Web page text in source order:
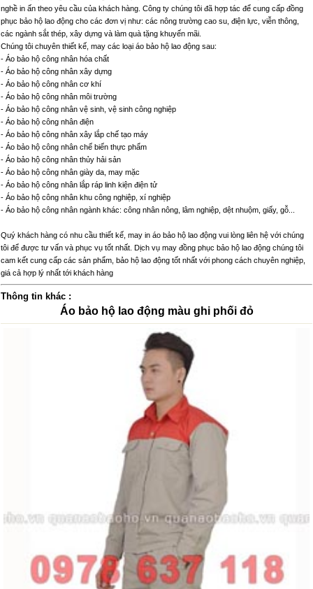
nghề in ấn theo yêu cầu của khách hàng. Công ty chúng tôi đã hợp tác để cung cấp đồng
phục bảo hộ lao động cho các đơn vị như: các nông trường cao su, điện lực, viễn thông,
các ngành sắt thép, xây dựng và làm quà tặng khuyến mãi.
Chúng tôi chuyên thiết kế, may các loại áo bảo hộ lao động sau:
- Áo bảo hộ công nhân hóa chất
- Áo bảo hộ công nhân xây dựng
- Áo bảo hộ công nhân cơ khí
- Áo bảo hộ công nhân môi trường
- Áo bảo hộ công nhân vệ sinh, vệ sinh công nghiệp
- Áo bảo hộ công nhân điện
- Áo bảo hộ công nhân xây lắp chế tạo máy
- Áo bảo hộ công nhân chế biến thực phẩm
- Áo bảo hộ công nhân thủy hải sản
- Áo bảo hộ công nhân giày da, may mặc
- Áo bảo hộ công nhân lắp ráp linh kiện điện tử
- Áo bảo hộ công nhân khu công nghiệp, xí nghiệp
- Áo bảo hộ công nhân ngành khác: công nhân nông, lâm nghiệp, dệt nhuộm, giấy, gỗ...
Quý khách hàng có nhu cầu thiết kế, may in áo bảo hộ lao động vui lòng liên hệ với chúng
tôi để được tư vấn và phục vụ tốt nhất. Dịch vụ may đồng phục bảo hộ lao động chúng tôi
cam kết cung cấp các sản phẩm, bảo hộ lao động tốt nhất với phong cách chuyên nghiệp,
giá cả hợp lý nhất tới khách hàng
Thông tin khác :
Áo bảo hộ lao động màu ghi phối đỏ